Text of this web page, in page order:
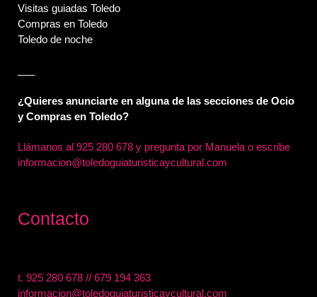
Visitas guiadas Toledo
Compras en Toledo
Toledo de noche
¿Quieres anunciarte en alguna de las secciones de Ocio
y Compras en Toledo?
Llámanos al925 280 678 y pregunta por Manuela o escribe
informacion@toledoguiaturisticaycultural.com
Contacto
t.925 280 678 //679 194 363
informacion@toledoguiaturisticaycultural.com